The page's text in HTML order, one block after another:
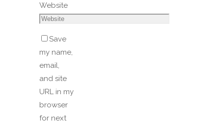
Website
Save
my name,
email,
and site
URL in my
browser
for next